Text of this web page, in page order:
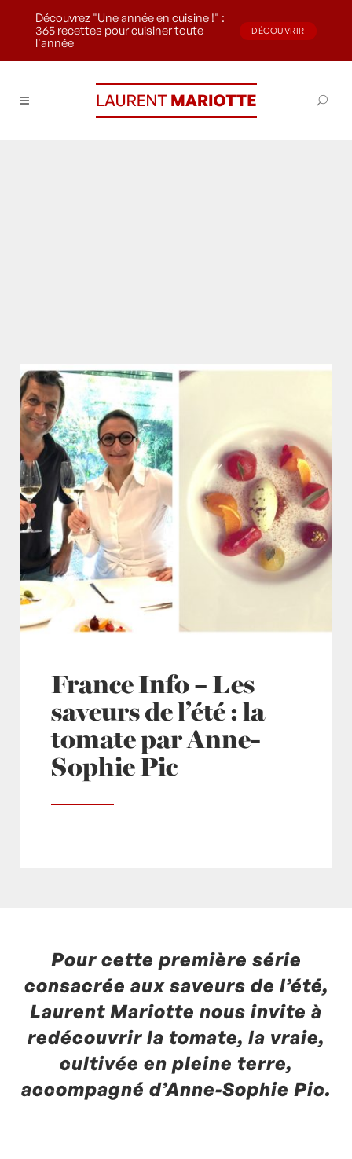
Découvrez "Une année en cuisine !" :
365 recettes pour cuisiner toute
l'année
DÉCOUVRIR
France Info – Les
saveurs de l’été : la
tomate par Anne-
Sophie Pic
Posté à 09:25hin- Actualités -,- Radio -by
Laurent Mariotte
Pour cette première série
consacrée aux saveurs de l’été,
Laurent Mariotte nous invite à
redécouvrir la tomate, la vraie,
cultivée en pleine terre,
accompagné d’Anne-Sophie Pic.